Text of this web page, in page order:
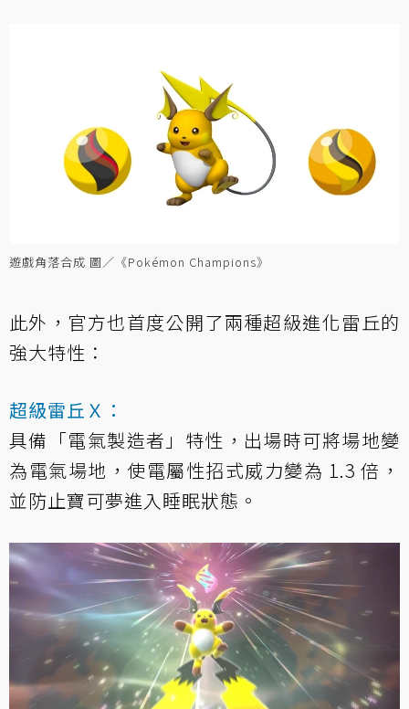
遊戲角落合成 圖／《Pokémon Champions》
此外，官方也首度公開了兩種超級進化雷丘的
強大特性：
超級雷丘Ｘ：
具備「電氣製造者」特性，出場時可將場地變
為電氣場地，使電屬性招式威力變為 1.3 倍，
並防止寶可夢進入睡眠狀態。